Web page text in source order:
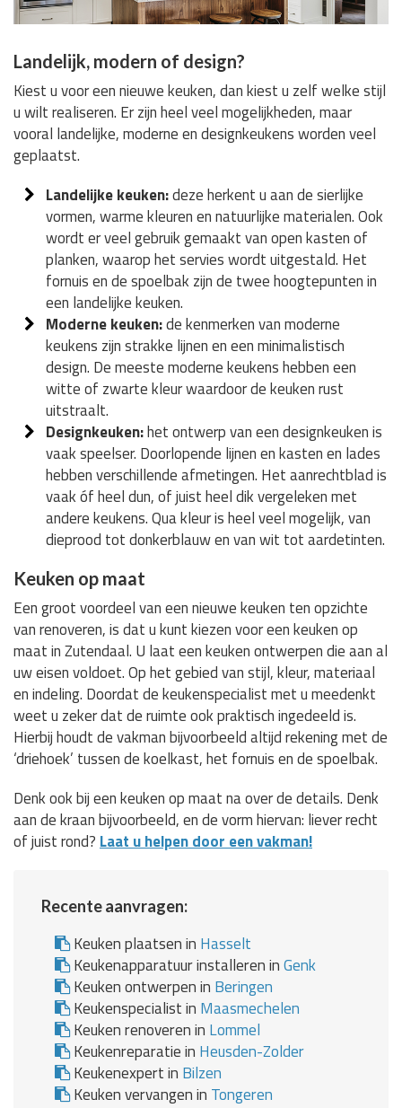
Landelijk, modern of design?
Kiest u voor een nieuwe keuken, dan kiest u zelf welke stijl
u wilt realiseren. Er zijn heel veel mogelijkheden, maar
vooral landelijke, moderne en designkeukens worden veel
geplaatst.
Landelijke keuken:deze herkent u aan de sierlijke
vormen, warme kleuren en natuurlijke materialen. Ook
wordt er veel gebruik gemaakt van open kasten of
planken, waarop het servies wordt uitgestald. Het
fornuis en de spoelbak zijn de twee hoogtepunten in
een landelijke keuken.
Moderne keuken:de kenmerken van moderne
keukens zijn strakke lijnen en een minimalistisch
design. De meeste moderne keukens hebben een
witte of zwarte kleur waardoor de keuken rust
uitstraalt.
Designkeuken:het ontwerp van een designkeuken is
vaak speelser. Doorlopende lijnen en kasten en lades
hebben verschillende afmetingen. Het aanrechtblad is
vaak óf heel dun, of juist heel dik vergeleken met
andere keukens. Qua kleur is heel veel mogelijk, van
dieprood tot donkerblauw en van wit tot aardetinten.
Keuken op maat
Een groot voordeel van een nieuwe keuken ten opzichte
van renoveren, is dat u kunt kiezen voor een keuken op
maat in Zutendaal. U laat een keuken ontwerpen die aan al
uw eisen voldoet. Op het gebied van stijl, kleur, materiaal
en indeling. Doordat de keukenspecialist met u meedenkt
weet u zeker dat de ruimte ook praktisch ingedeeld is.
Hierbij houdt de vakman bijvoorbeeld altijd rekening met de
‘driehoek’ tussen de koelkast, het fornuis en de spoelbak.
Denk ook bij een keuken op maat na over de details. Denk
aan de kraan bijvoorbeeld, en de vorm hiervan: liever recht
of juist rond? Laat u helpen door een vakman!
Recente aanvragen:
Keuken plaatsen in Hasselt
Keukenapparatuur installeren inGenk
Keuken ontwerpen in Beringen
Keukenspecialist in Maasmechelen
Keuken renoveren in Lommel
Keukenreparatie in Heusden-Zolder
Keukenexpert in Bilzen
Keuken vervangen in Tongeren